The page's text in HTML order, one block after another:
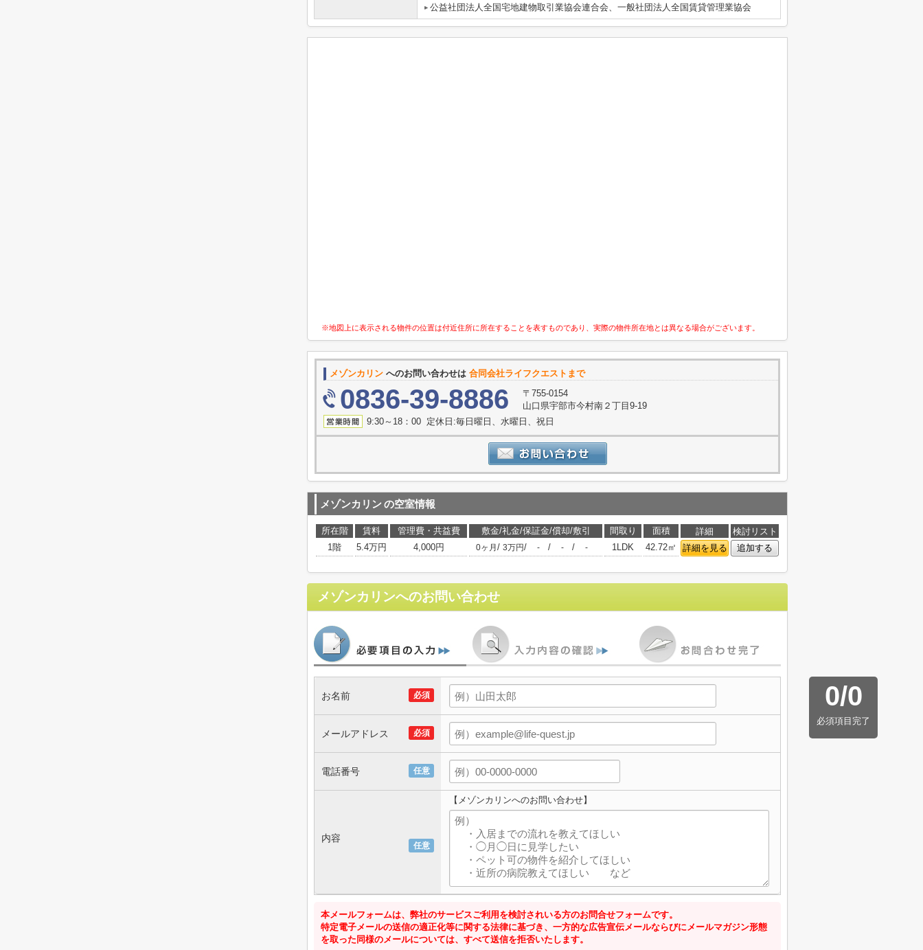
公益社団法人全国宅地建物取引業協会連合会、一般社団法人全国賃貸管理業協会
※地図上に表示される物件の位置は付近住所に所在することを表すものであり、実際の物件所在地とは異なる場合がございます。
メゾンカリン へのお問い合わせは 合同会社ライフクエストまで
0836-39-8886
〒755-0154
山口県宇部市今村南２丁目9-19
9:30～18：00 定休日:毎日曜日、水曜日、祝日
メゾンカリンの空室情報
所在階 賃料 管理費・共益費 敷金/礼金/保証金/償却/敷引 間取り 面積 詳細
検討リスト
1階
5.4万円 4,000円 0ヶ月 / 3万円/ - / - / - 1LDK 42.72㎡ 詳細を見る 追加する
メゾンカリンへのお問い合わせ
0/0
必須項目完了
必須
お名前
必須
メールアドレス
任意
電話番号
任意
内容
【メゾンカリンへのお問い合わせ】
本メールフォームは、弊社のサービスご利用を検討されいる方のお問合せフォームです。
特定電子メールの送信の適正化等に関する法律に基づき、一方的な広告宣伝メールならびにメールマガジン形態
を取った同様のメールについては、すべて送信を拒否いたします。